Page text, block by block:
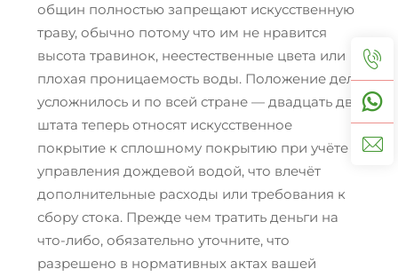
общин полностью запрещают искусственную
траву, обычно потому что им не нравится
высота травинок, неестественные цвета или
плохая проницаемость воды. Положение дел
усложнилось и по всей стране — двадцать два
штата теперь относят искусственное
покрытие к сплошному покрытию при учёте
управления дождевой водой, что влечёт
дополнительные расходы или требования к
сбору стока. Прежде чем тратить деньги на
что-либо, обязательно уточните, что
разрешено в нормативных актах вашей